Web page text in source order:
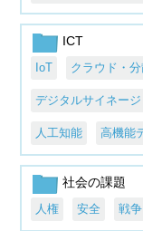
ICT
IoT クラウド・
デジタルサイネージ
人工知能 高機能
社会の課題
人権 安全 戦争